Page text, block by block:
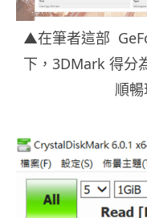
▲在筆者這部
下，3DMark 得分
順